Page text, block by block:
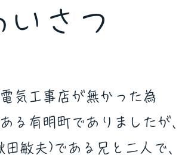
さつ
気工事店が無かった為
る有明町でありましたが、
敏夫)である兄と二人で、